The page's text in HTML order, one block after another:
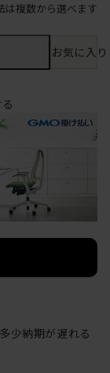
は複数から選べます
お気に入
少納期が遅れる